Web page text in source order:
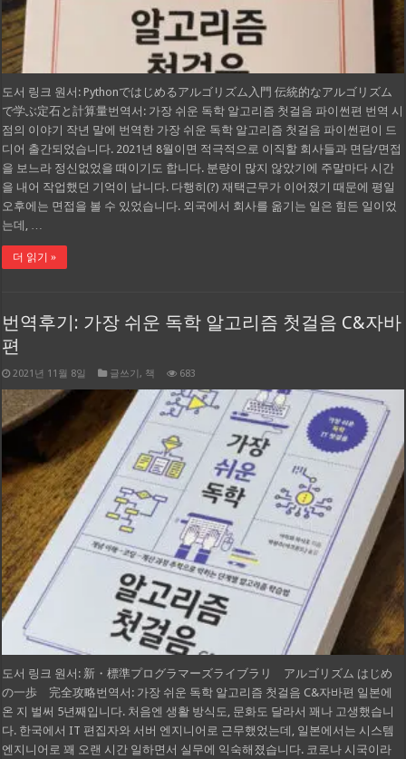
도서 링크 원서: Pythonではじめるアルゴリズム入門 伝統的なアルゴリズム
で学ぶ定石と計算量번역서: 가장 쉬운 독학 알고리즘 첫걸음 파이썬편 번역 시
점의 이야기 작년 말에 번역한 가장 쉬운 독학 알고리즘 첫걸음 파이썬편이 드
디어 출간되었습니다. 2021년 8월이면 적극적으로 이직할 회사들과 면담/면접
을 보느라 정신없었을 때이기도 합니다. 분량이 많지 않았기에 주말마다 시간
을 내어 작업했던 기억이 납니다. 다행히(?) 재택근무가 이어졌기 때문에 평일
오후에는 면접을 볼 수 있었습니다. 외국에서 회사를 옮기는 일은 힘든 일이었
는데, …
더 읽기 »
번역후기: 가장 쉬운 독학 알고리즘 첫걸음 C&자바
편
2021년 11월 8일 글쓰기, 책 683
도서 링크 원서: 新・標準プログラマーズライブラリ アルゴリズム はじめ
の一歩 完全攻略번역서: 가장 쉬운 독학 알고리즘 첫걸음 C&자바편 일본에
온 지 벌써 5년째입니다. 처음엔 생활 방식도, 문화도 달라서 꽤나 고생했습니
다. 한국에서 IT 편집자와 서버 엔지니어로 근무했었는데, 일본에서는 시스템
엔지니어로 꽤 오랜 시간 일하면서 실무에 익숙해졌습니다. 코로나 시국이라